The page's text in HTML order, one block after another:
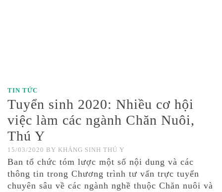
TIN TỨC
Tuyển sinh 2020: Nhiều cơ hội
việc làm các ngành Chăn Nuôi,
Thú Y
15/03/2020 BY KHÁNG SINH THÚ Y
Ban tổ chức tóm lược một số nội dung và các
thông tin trong Chương trình tư vấn trực tuyến
chuyên sâu về các ngành nghề thuộc Chăn nuôi và